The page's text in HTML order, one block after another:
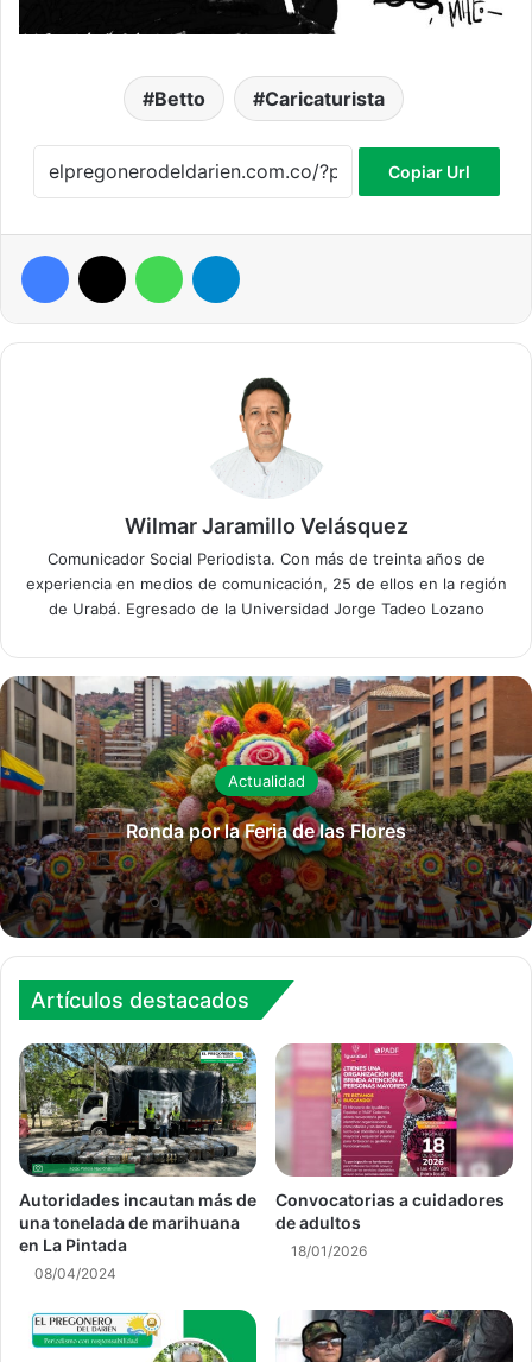
Betto Caricaturista
Copiar Url
Facebook WhatsApp
Wilmar Jaramillo Velásquez
Comunicador Social Periodista. Con más de treinta años de
experiencia en medios de comunicación, 25 de ellos en la región
de Urabá. Egresado de la Universidad Jorge Tadeo Lozano
Actualidad
Ronda por la Feria de las Flores
Artículos destacados
Autoridades incautan más de
una tonelada de marihuana
en La Pintada
08/04/2024
Convocatorias a cuidadores
de adultos
18/01/2026